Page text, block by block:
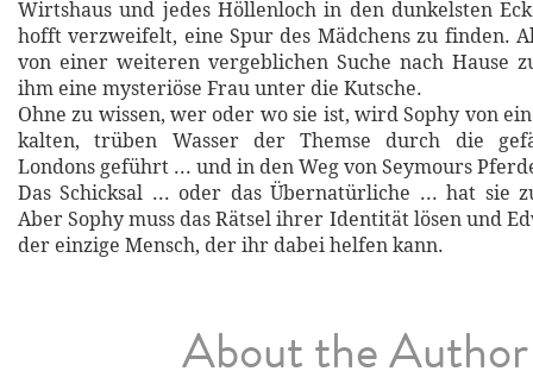
Wirtshaus und jedes Höllenloch in den dunkelsten
hofft verzweifelt, eine Spur des Mädchens zu finden.
von einer weiteren vergeblichen Suche nach Hause
ihm eine mysteriöse Frau unter die Kutsche.
Ohne zu wissen, wer oder wo sie ist, wird Sophy von
kalten, trüben Wasser der Themse durch die
Londons geführt ... und in den Weg von Seymours
Das Schicksal ... oder das Übernatürliche ... hat sie
Aber Sophy muss das Rätsel ihrer Identität lösen und
der einzige Mensch, der ihr dabei helfen kann.
About the Author